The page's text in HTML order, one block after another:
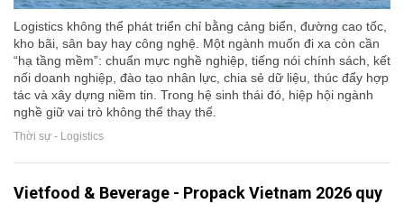
Logistics không thể phát triển chỉ bằng cảng biển, đường cao tốc,
kho bãi, sân bay hay công nghệ. Một ngành muốn đi xa còn cần
“hạ tầng mềm”: chuẩn mực nghề nghiệp, tiếng nói chính sách, kết
nối doanh nghiệp, đào tạo nhân lực, chia sẻ dữ liệu, thúc đẩy hợp
tác và xây dựng niềm tin. Trong hệ sinh thái đó, hiệp hội ngành
nghề giữ vai trò không thể thay thế.
Thời sự - Logistics
Vietfood & Beverage - Propack Vietnam 2026 quy